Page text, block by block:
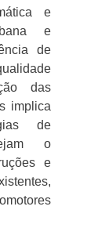
e
e
de
das
implica
de
o
e